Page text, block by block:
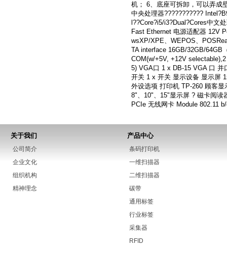
机； 6、底座可拆卸，可以弄成
中央处理器???????????
l??Core?i5/i3?Dual?Cores中文
Fast Ethernet 电源适配器 12V
wsXP/XPE、WEPOS、
TA interface 16GB/32GB/64GB
COM(w/+5V, +12V
5) VGA口 1 x DB-15 VGA 口
开关 1 x 开关 显示设备 显示屏
外设选项 打印机 TP-260 顾客
8"、10"、15"显示屏 ? 磁卡阅
PCIe 无线网卡 Module 802.11
关于我们
公司简介
企业文化
组织机构
精神理念
产品中心
条码打印机
一维扫描器
二维扫描器
碳带
通用标签
行业标签
采集器
RFID